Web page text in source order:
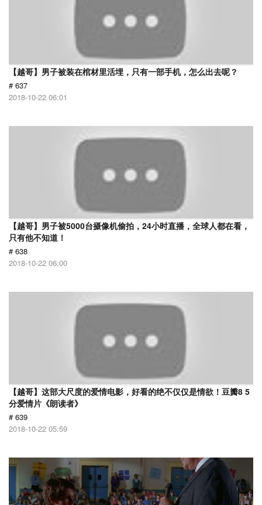
【越哥】男子被装在棺材里活埋，只有一部手机，怎么出去呢？
# 637
2018-10-22 06:01
【越哥】男子被5000台摄像机偷拍，24小时直播，全球人都在看，
只有他不知道！
# 638
2018-10-22 06:00
【越哥】这部大尺度的爱情电影，好看的绝不仅仅是情欲！豆瓣8 5
分爱情片《朗读者》
# 639
2018-10-22 05:59